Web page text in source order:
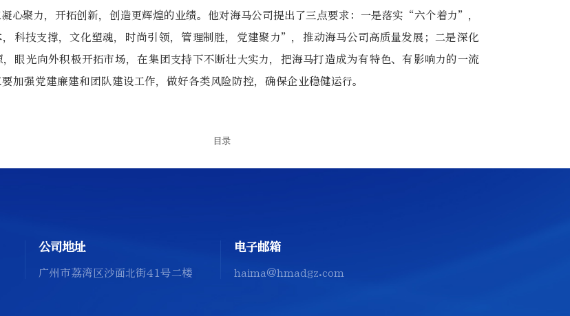
心聚力，开拓创新，创造更辉煌的业绩。他对海马公司提出了三点要求：一是落实“六个着力”，
科技支撑，文化塑魂，时尚引领，管理制胜，党建聚力”，推动海马公司高质量发展；二是深化
眼光向外积极开拓市场，在集团支持下不断壮大实力，把海马打造成为有特色、有影响力的一流
加强党建廉建和团队建设工作，做好各类风险防控，确保企业稳健运行。
目录
公司地址
广州市荔湾区沙面北街41号二楼
电子邮箱
haima@hmadgz.com